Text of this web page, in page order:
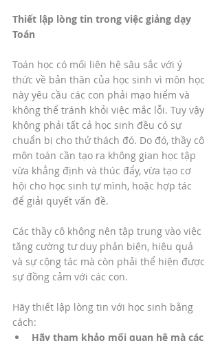
Thiết lập lòng tin trong việc giảng dạy
Toán
Toán học có mối liên hệ sâu sắc với ý
thức về bản thân của học sinh vì môn học
này yêu cầu các con phải mạo hiểm và
không thể tránh khỏi việc mắc lỗi. Tuy vậy
không phải tất cả học sinh đều có sự
chuẩn bị cho thử thách đó. Do đó, thầy cô
môn toán cần tạo ra không gian học tập
vừa khẳng định và thúc đẩy, vừa tạo cơ
hội cho học sinh tự mình, hoặc hợp tác
để giải quyết vấn đề.
Các thầy cô không nên tập trung vào việc
tăng cường tư duy phản biện, hiệu quả
và sự cộng tác mà còn phải thể hiện được
sự đồng cảm với các con.
Hãy thiết lập lòng tin với học sinh bằng
cách:
Hãy tham khảo mối quan hệ mà các